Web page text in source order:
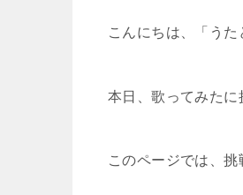
こんにちは、「うた
本日、歌ってみた
このページでは、挑